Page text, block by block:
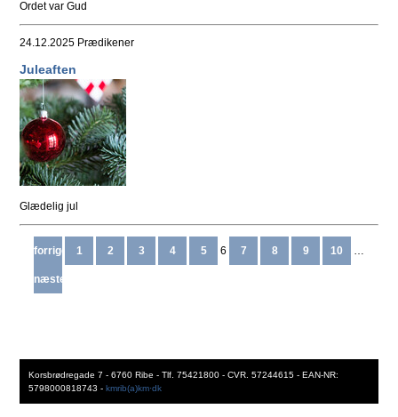
Ordet var Gud
24.12.2025 Prædikener
Juleaften
Glædelig jul
forrige 1 2 3 4 5 6 7 8 9 10
næste
Korsbrødregade 7 - 6760 Ribe - Tlf. 75421800 - CVR. 57244615 - EAN-NR:
5798000818743 -kmrib(a)km·dk